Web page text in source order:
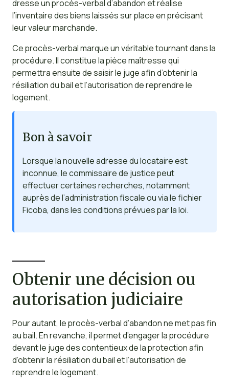
dresse un procès-verbal d’abandon et réalise
l’inventaire des biens laissés sur place en précisant
leur valeur marchande.
Ce procès-verbal marque un véritable tournant dans la
procédure. Il constitue la pièce maîtresse qui
permettra ensuite de saisir le juge afin d’obtenir la
résiliation du bail et l’autorisation de reprendre le
logement.
Bon à savoir
Lorsque la nouvelle adresse du locataire est
inconnue, le commissaire de justice peut
effectuer certaines recherches, notamment
auprès de l’administration fiscale ou via le fichier
Ficoba, dans les conditions prévues par la loi.
Obtenir une décision ou
autorisation judiciaire
Pour autant, le procès-verbal d’abandon ne met pas fin
au bail. En revanche, il permet d’engager la procédure
devant le juge des contentieux de la protection afin
d’obtenir la résiliation du bail et l’autorisation de
reprendre le logement.